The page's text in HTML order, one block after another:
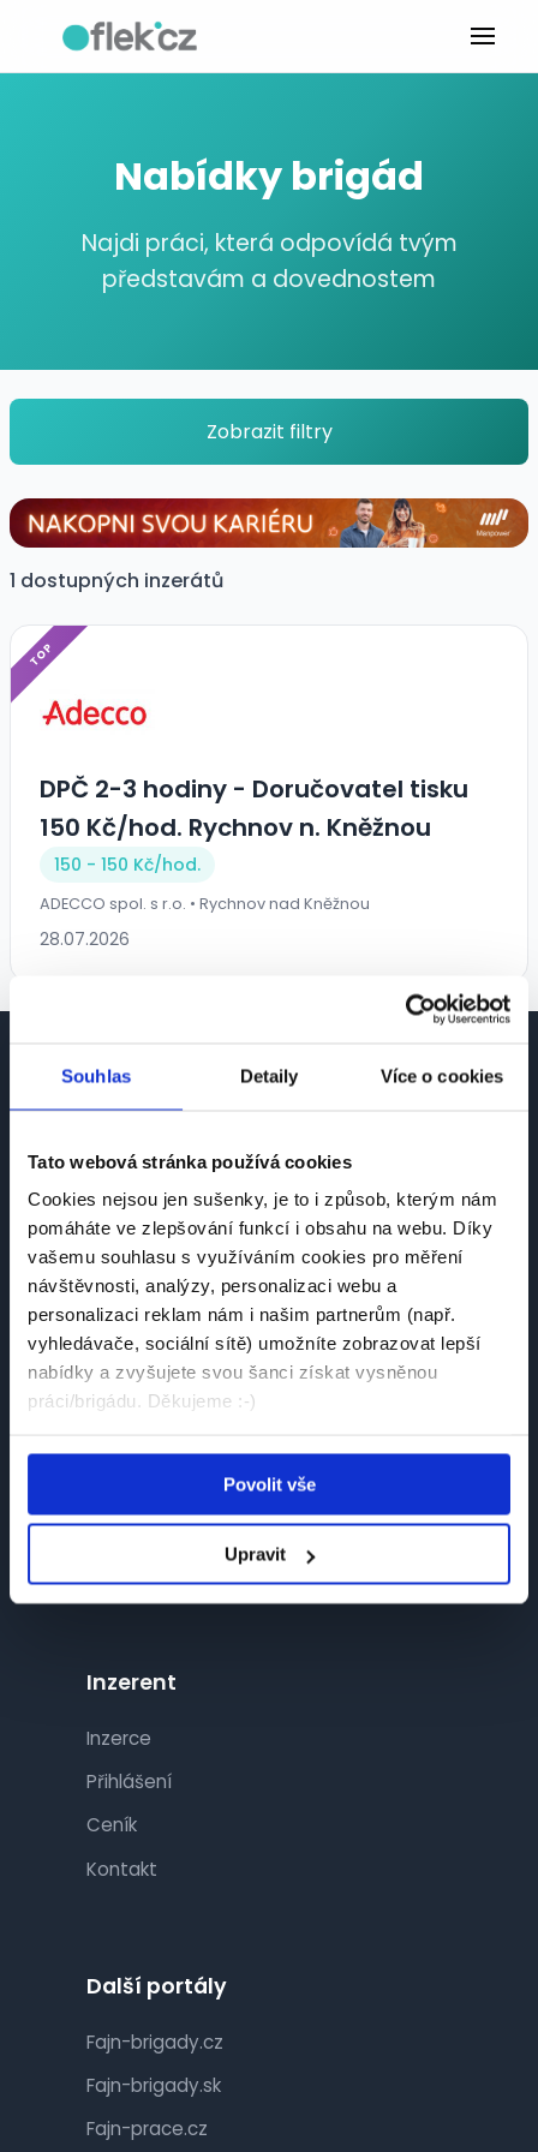
Souhlas Detaily Více o cookies
Tato webová stránka používá cookies
Cookies nejsou jen sušenky, je to i způsob, kterým nám
pomáháte ve zlepšování funkcí i obsahu na webu. Díky
vašemu souhlasu s využíváním cookies pro měření
návštěvnosti, analýzy, personalizaci webu a
personalizaci reklam nám i našim partnerům (např.
vyhledávače, sociální sítě) umožníte zobrazovat lepší
nabídky a zvyšujete svou šanci získat vysněnou
práci/brigádu. Děkujeme :-)
Povolit vše
Upravit
Nabídky brigád
Najdi práci, která odpovídá tvým
představám a dovednostem
Zobrazit filtry
1 dostupných inzerátů
TOP
DPČ 2-3 hodiny - Doručovatel tisku
150 Kč/hod. Rychnov n. Kněžnou
150 - 150 Kč/hod.
ADECCO spol. s r.o. • Rychnov nad Kněžnou
28.07.2026
Česká platforma pro hledání práce a talentů.
Spojujeme kandidáty se zaměstnavateli.
Návštěvník
Společnosti
Inzerent
Inzerce
Přihlášení
Ceník
Kontakt
Další portály
Fajn-brigady.cz
Fajn-brigady.sk
Fajn-prace.cz